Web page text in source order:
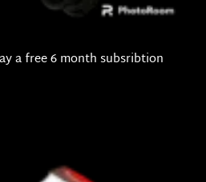
a free 6 month subsribtion